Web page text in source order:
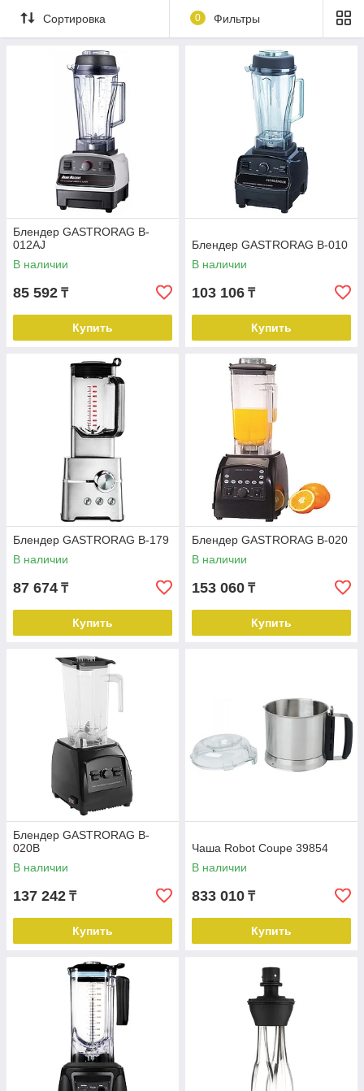
Сортировка 0 Фильтры
Блендер GASTRORAG B-
012AJ
В наличии
85 592 ₸
Купить
Блендер GASTRORAG B-010
В наличии
103 106 ₸
Купить
Блендер GASTRORAG B-179
В наличии
87 674 ₸
Купить
Блендер GASTRORAG B-020
В наличии
153 060 ₸
Купить
Блендер GASTRORAG B-
020B
В наличии
137 242 ₸
Купить
Чаша Robot Coupe 39854
В наличии
833 010 ₸
Купить